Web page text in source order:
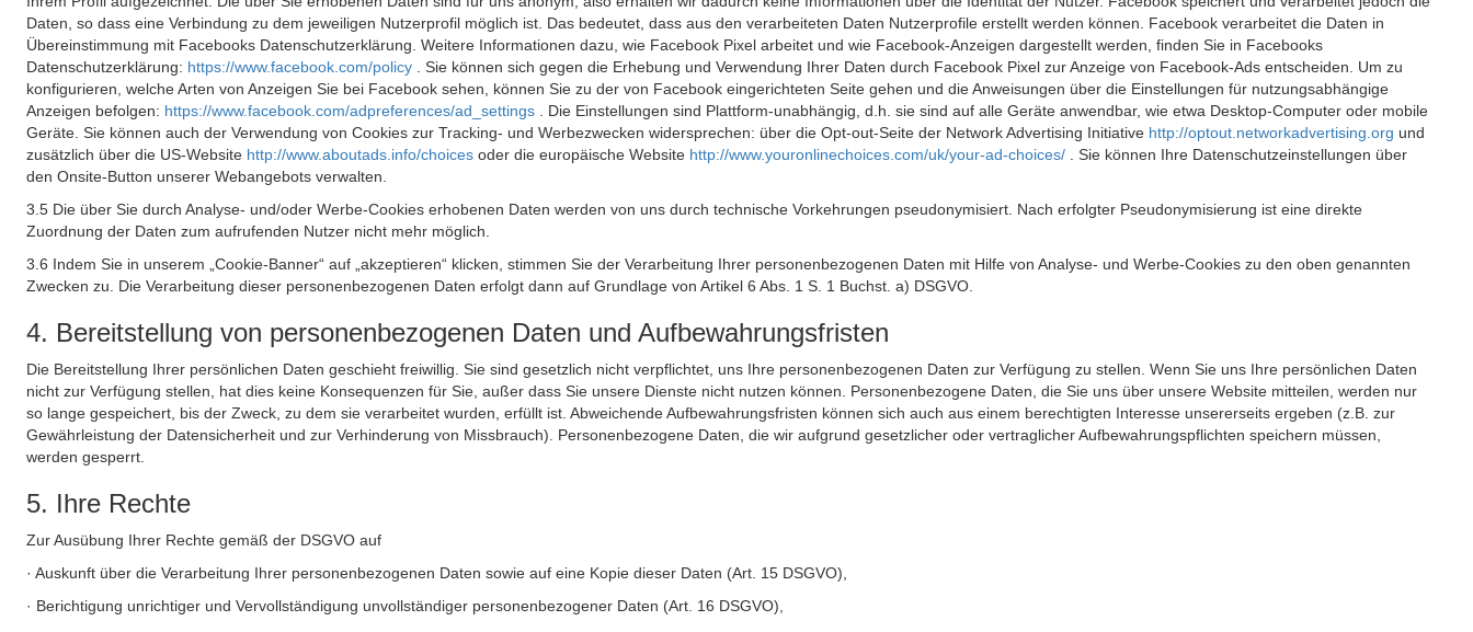
Daten, so dass eine Verbindung zu dem jeweiligen Nutzerprofil möglich ist. Das bedeutet, dass aus den verarbeiteten Daten Nutzerprofile erstellt werden können. Facebook verarbeitet die Daten in
Übereinstimmung mit Facebooks Datenschutzerklärung. Weitere Informationen dazu, wie Facebook Pixel arbeitet und wie Facebook-Anzeigen dargestellt werden, finden Sie in Facebooks
Datenschutzerklärung: https://www.facebook.com/policy
. Sie können sich gegen die Erhebung und Verwendung Ihrer Daten durch Facebook Pixel zur Anzeige von Facebook-Ads entscheiden. Um zu
konfigurieren, welche Arten von Anzeigen Sie bei Facebook sehen, können Sie zu der von Facebook eingerichteten Seite gehen und die Anweisungen über die Einstellungen für nutzungsabhängige
Anzeigen befolgen: https://www.facebook.com/adpreferences/ad_settings
. Die Einstellungen sind Plattform-unabhängig, d.h. sie sind auf alle Geräte anwendbar, wie etwa Desktop-Computer oder mobile
Geräte. Sie können auch der Verwendung von Cookies zur Tracking- und Werbezwecken widersprechen: über die Opt-out-Seite der Network Advertising Initiative http://optout.networkadvertising.org und
zusätzlich über die US-Website http://www.aboutads.info/choices oder die europäische Website http://www.youronlinechoices.com/uk/your-ad-choices/
. Sie können Ihre Datenschutzeinstellungen über
den Onsite-Button unserer Webangebots verwalten.
3.5 Die über Sie durch Analyse- und/oder Werbe-Cookies erhobenen Daten werden von uns durch technische Vorkehrungen pseudonymisiert. Nach erfolgter Pseudonymisierung ist eine direkte
Zuordnung der Daten zum aufrufenden Nutzer nicht mehr möglich.
3.6 Indem Sie in unserem „Cookie-Banner“ auf „akzeptieren“ klicken, stimmen Sie der Verarbeitung Ihrer personenbezogenen Daten mit Hilfe von Analyse- und Werbe-Cookies zu den oben genannten
Zwecken zu. Die Verarbeitung dieser personenbezogenen Daten erfolgt dann auf Grundlage von Artikel 6 Abs. 1 S. 1 Buchst. a) DSGVO.
4. Bereitstellung von personenbezogenen Daten und Aufbewahrungsfristen
Die Bereitstellung Ihrer persönlichen Daten geschieht freiwillig. Sie sind gesetzlich nicht verpflichtet, uns Ihre personenbezogenen Daten zur Verfügung zu stellen. Wenn Sie uns Ihre persönlichen Daten
nicht zur Verfügung stellen, hat dies keine Konsequenzen für Sie, außer dass Sie unsere Dienste nicht nutzen können. Personenbezogene Daten, die Sie uns über unsere Website mitteilen, werden nur
so lange gespeichert, bis der Zweck, zu dem sie verarbeitet wurden, erfüllt ist. Abweichende Aufbewahrungsfristen können sich auch aus einem berechtigten Interesse unsererseits ergeben (z.B. zur
Gewährleistung der Datensicherheit und zur Verhinderung von Missbrauch). Personenbezogene Daten, die wir aufgrund gesetzlicher oder vertraglicher Aufbewahrungspflichten speichern müssen,
werden gesperrt.
5. Ihre Rechte
Zur Ausübung Ihrer Rechte gemäß der DSGVO auf
· Auskunft über die Verarbeitung Ihrer personenbezogenen Daten sowie auf eine Kopie dieser Daten (Art. 15 DSGVO),
· Berichtigung unrichtiger und Vervollständigung unvollständiger personenbezogener Daten (Art. 16 DSGVO),